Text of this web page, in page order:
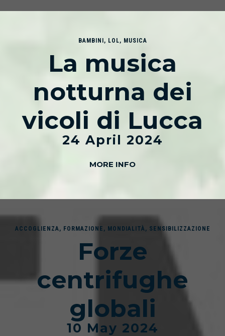
BAMBINI , LOL, MUSICA
La musica
notturna dei
vicoli di Lucca
24 April 2024
MORE INFO
ACCOGLIENZA, FORMAZIONE , MONDIALITÀ, SENSIBILIZZAZIONE
Forze
centrifughe
globali
10 May 2024